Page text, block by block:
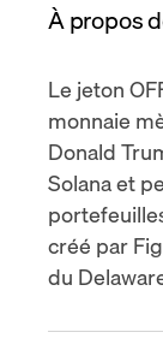
À propos
Le jeton
monnaie
Donald
Solana et
créé par
du